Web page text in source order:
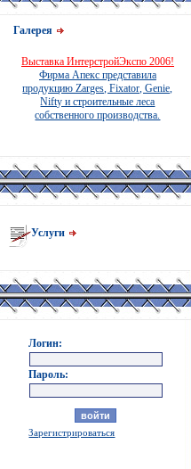
Галерея
Выставка ИнтерстройЭкспо 2006!
Фирма Апекс представила
продукцию Zarges, Fixator, Genie,
Nifty и строительные леса
собственного производства.
Услуги
Логин:
Пароль:
Зарегистрироваться